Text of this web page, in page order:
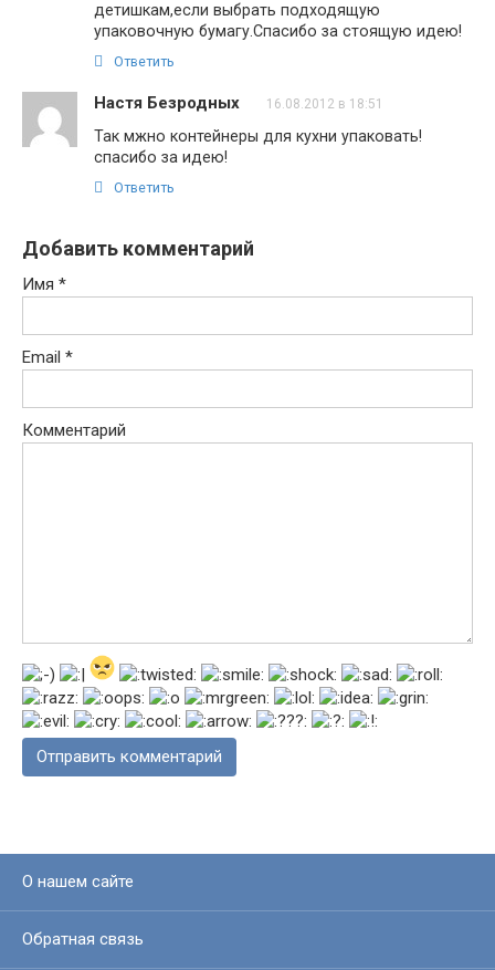
детишкам,если выбрать подходящую
упаковочную бумагу.Спасибо за стоящую идею!
Ответить
Настя Безродных 16.08.2012 в 18:51
Так мжно контейнеры для кухни упаковать!
спасибо за идею!
Ответить
Добавить комментарий
Имя *
Email *
Комментарий
О нашем сайте
Обратная связь